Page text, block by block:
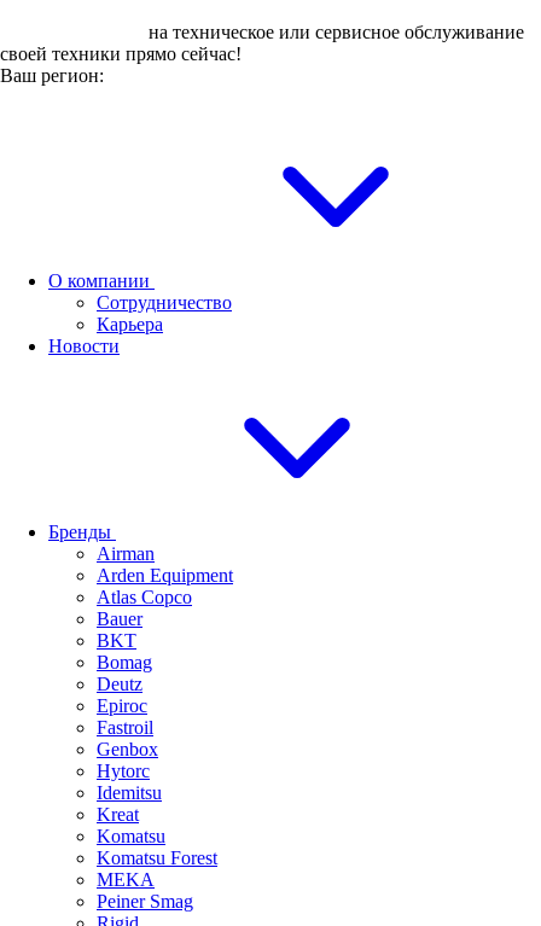
на техническое или сервисное обслуживание
своей техники прямо сейчас!
Ваш регион:
О компании
Сотрудничество
Карьера
Новости
Бренды
Airman
Arden Equipment
Atlas Сopco
Bauer
BKT
Bomag
Deutz
Epiroc
Fastroil
Genbox
Hytorc
Idemitsu
Kreat
Komatsu
Komatsu Forest
MEKA
Peiner Smag